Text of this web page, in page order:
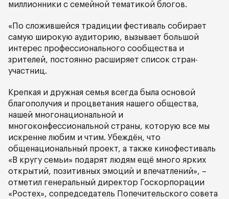
миллионники с семейной тематикой блогов.
«По сложившейся традиции фестиваль собирает
самую широкую аудиторию, вызывает большой
интерес профессионального сообщества и
зрителей, постоянно расширяет список стран-
участниц.
Крепкая и дружная семья всегда была основой
благополучия и процветания нашего общества,
нашей многонациональной и
многоконфессиональной страны, которую все мы
искренне любим и чтим. Убеждён, что
общенациональный проект, а также кинофестиваль
«В кругу семьи» подарят людям ещё много ярких
открытий, позитивных эмоций и впечатлений», –
отметил генеральный директор Госкорпорации
«Ростех», сопредседатель Попечительского совета